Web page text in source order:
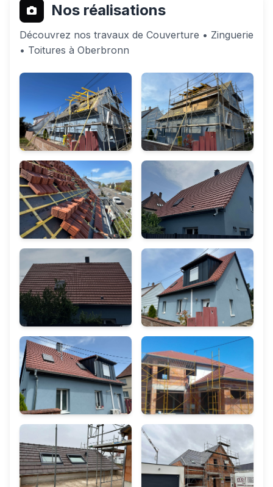
Nos réalisations
Découvrez nos travaux de Couverture • Zinguerie
• Toitures à Oberbronn